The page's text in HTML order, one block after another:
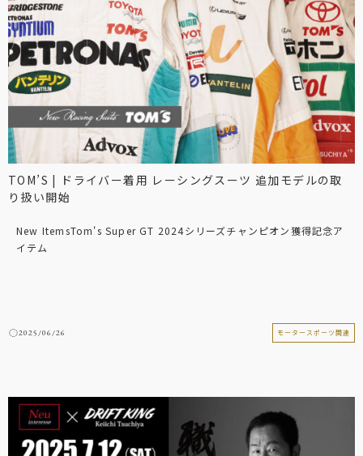
TOM’S | ドライバー着用 レーシングスーツ 追加モデルの取
り扱い開始
New ItemsTom's Super GT 2024シリーズチャンピオン獲得記念ア
イテム
2025/06/26 モータースポーツ関連